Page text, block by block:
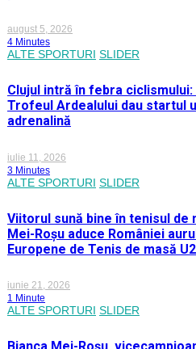
august 5, 2026
4 Minutes
ALTE SPORTURI SLIDER
Clujul intră în febra
Trofeul Ardealului dau startul
adrenalină
iulie 11, 2026
3 Minutes
ALTE SPORTURI SLIDER
Viitorul sună bine în tenisul de
Mei-Roșu aduce României
Europene de Tenis de masă
iunie 21, 2026
1 Minute
ALTE SPORTURI SLIDER